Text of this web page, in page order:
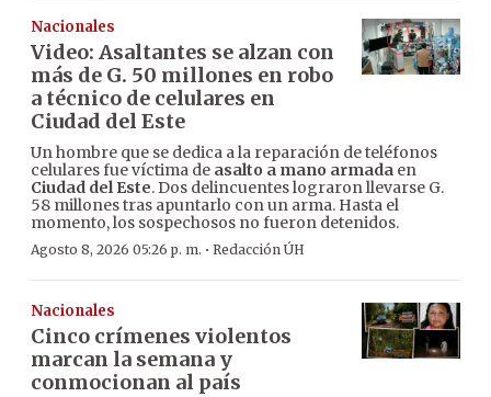
Nacionales
Video: Asaltantes se alzan con
más de G. 50 millones en robo
a técnico de celulares en
Ciudad del Este
Un hombre que se dedica a la reparación de teléfonos
celulares fue víctima de asalto a mano armada en
Ciudad del Este. Dos delincuentes lograron llevarse G.
58 millones tras apuntarlo con un arma. Hasta el
momento, los sospechosos no fueron detenidos.
Agosto 8, 2026 05:26 p. m. · Redacción ÚH
Nacionales
Cinco crímenes violentos
marcan la semana y
conmocionan al país